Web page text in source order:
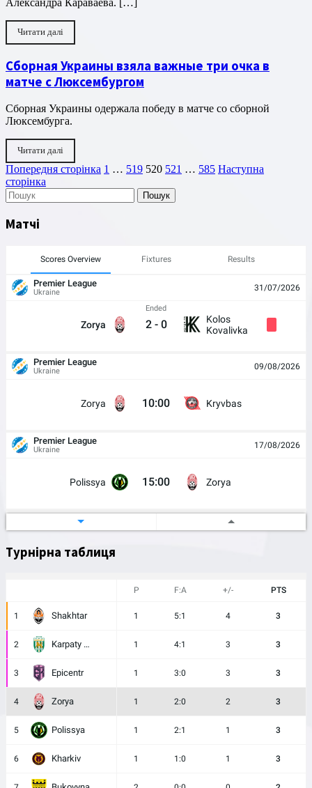
Александра Караваева. […]
Читати далі
Сборная Украины взяла важные три очка в
матче с Люксембургом
Сборная Украины одержала победу в матче со сборной
Люксембурга.
Читати далі
Пагінація
записів
Попередня сторінка Сторінка
1 … Сторінка
519 Сторінка
520 Сторінка
521 … Сторінка
585 Наступна
сторінка
Пошук
Матчі
Scores Overview Fixtures Results
Premier League
Ukraine 31/07/2026
Zorya
Ended
2 - 0
Kolos
Kovalivka
Premier League
Ukraine 09/08/2026
Zorya 10:00 Kryvbas
Premier League
Ukraine 17/08/2026
Polissya 15:00 Zorya
Ukrainian Cup
Ukraine
Турнірна таблиця
P F:A +/- PTS
1 Shakhtar 1 5:1 4 3
2 Karpaty Lviv 1 4:1 3 3
3 Epicentr 1 3:0 3 3
4 Zorya 1 2:0 2 3
5 Polissya 1 2:1 1 3
6 Kharkiv 1 1:0 1 3